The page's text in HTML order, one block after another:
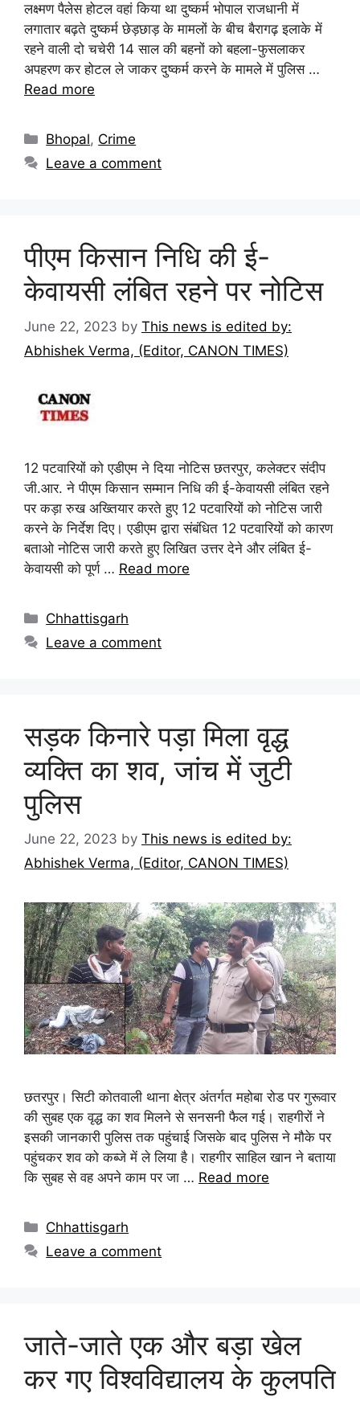
लक्ष्मण पैलेस होटल वहां किया था दुष्कर्म भोपाल राजधानी में
लगातार बढ़ते दुष्कर्म छेड़छाड़ के मामलों के बीच बैरागढ़ इलाके में
रहने वाली दो चचेरी 14 साल की बहनों को बहला-फुसलाकर
अपहरण कर होटल ले जाकर दुष्कर्म करने के मामले में पुलिस …
Read more
Bhopal, Crime
Leave a comment
पीएम किसान निधि की ई-
केवायसी लंबित रहने पर नोटिस
June 22, 2023 by This news is edited by:
Abhishek Verma, (Editor, CANON TIMES)
12 पटवारियों को एडीएम ने दिया नोटिस छतरपुर, कलेक्टर संदीप
जी.आर. ने पीएम किसान सम्मान निधि की ई-केवायसी लंबित रहने
पर कड़ा रुख अख्तियार करते हुए 12 पटवारियों को नोटिस जारी
करने के निर्देश दिए। एडीएम द्वारा संबंधित 12 पटवारियों को कारण
बताओ नोटिस जारी करते हुए लिखित उत्तर देने और लंबित ई-
केवायसी को पूर्ण … Read more
Chhattisgarh
Leave a comment
सड़क किनारे पड़ा मिला वृद्ध
व्यक्ति का शव, जांच में जुटी
पुलिस
June 22, 2023 by This news is edited by:
Abhishek Verma, (Editor, CANON TIMES)
छतरपुर। सिटी कोतवाली थाना क्षेत्र अंतर्गत महोबा रोड पर गुरूवार
की सुबह एक वृद्ध का शव मिलने से सनसनी फैल गई। राहगीरों ने
इसकी जानकारी पुलिस तक पहुंचाई जिसके बाद पुलिस ने मौके पर
पहुंचकर शव को कब्जे में ले लिया है। राहगीर साहिल खान ने बताया
कि सुबह से वह अपने काम पर जा … Read more
Chhattisgarh
Leave a comment
जाते-जाते एक और बड़ा खेल
कर गए विश्वविद्यालय के कुलपति